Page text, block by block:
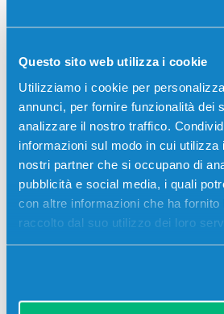
Questo sito web utilizza i cookie
Utilizziamo i cookie per
annunci, per fornire funzionalità dei
analizzare il nostro traffico.
informazioni sul modo in cui utilizza
nostri partner che si occupano di
pubblicità e social media, i quali
con altre informazioni che ha fornito
raccolto dal suo utilizzo dei loro
Descrizione
Toner originale Xerox 106R01150
pagine per Stampanti: Xerox